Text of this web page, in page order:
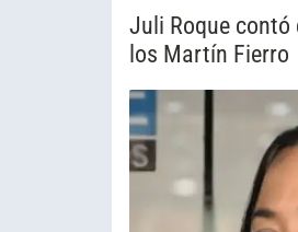
Juli Roque
los Martín Fierro